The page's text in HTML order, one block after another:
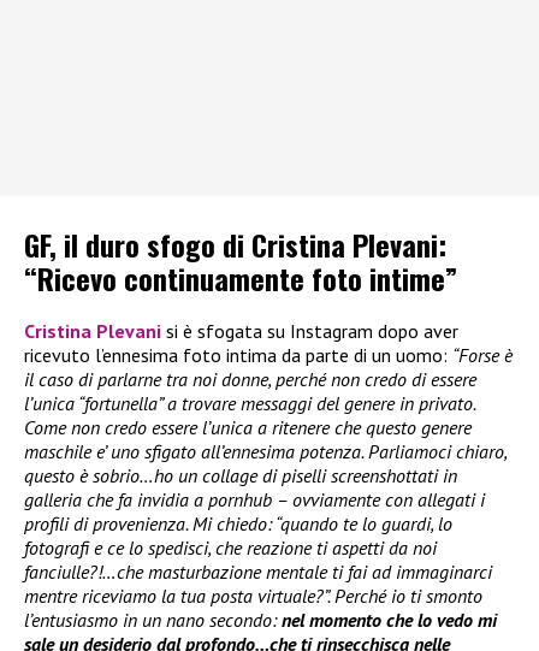
GF, il duro sfogo di Cristina Plevani:
“Ricevo continuamente foto intime”
Cristina Plevani si è sfogata su Instagram dopo aver
ricevuto l’ennesima foto intima da parte di un uomo: “Forse è
il caso di parlarne tra noi donne, perché non credo di essere
l’unica “fortunella” a trovare messaggi del genere in privato.
Come non credo essere l’unica a ritenere che questo genere
maschile e’ uno sfigato all’ennesima potenza. Parliamoci chiaro,
questo è sobrio…ho un collage di piselli screenshottati in
galleria che fa invidia a pornhub – ovviamente con allegati i
profili di provenienza. Mi chiedo: “quando te lo guardi, lo
fotografi e ce lo spedisci, che reazione ti aspetti da noi
fanciulle?!…che masturbazione mentale ti fai ad immaginarci
mentre riceviamo la tua posta virtuale?”. Perché io ti smonto
l’entusiasmo in un nano secondo:nel momento che lo vedo mi
sale un desiderio dal profondo…che ti rinsecchisca nelle